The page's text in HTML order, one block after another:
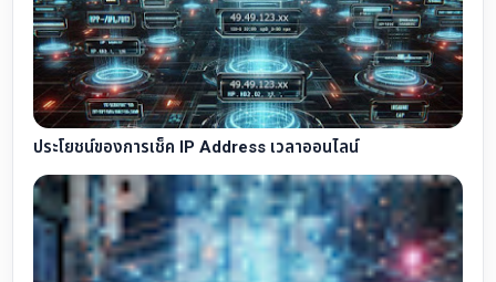
ประโยชน์ของการเช็ค IP Address เวลาออนไลน์